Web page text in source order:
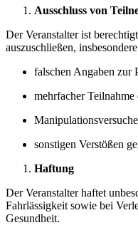
Ausschluss von
Der Veranstalter ist
auszuschließen,
falschen Angaben zur
mehrfacher
sonstigen Verstößen
Haftung
Der Veranstalter haftet
Fahrlässigkeit sowie bei
Gesundheit.